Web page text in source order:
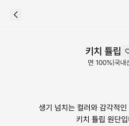
키치 튤립
면 100% 국내
생기 넘치는 컬러와 감각적
키치 튤립 원단